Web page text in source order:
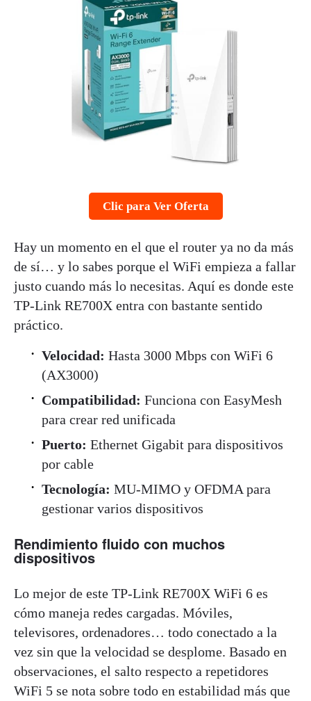
Clic para Ver Oferta
Hay un momento en el que el router ya no da más
de sí… y lo sabes porque el WiFi empieza a fallar
justo cuando más lo necesitas. Aquí es donde este
TP-Link RE700X entra con bastante sentido
práctico.
Velocidad: Hasta 3000 Mbps con WiFi 6
(AX3000)
Compatibilidad: Funciona con EasyMesh
para crear red unificada
Puerto: Ethernet Gigabit para dispositivos
por cable
Tecnología: MU-MIMO y OFDMA para
gestionar varios dispositivos
Rendimiento fluido con muchos
dispositivos
Lo mejor de este TP-Link RE700X WiFi 6 es
cómo maneja redes cargadas. Móviles,
televisores, ordenadores… todo conectado a la
vez sin que la velocidad se desplome. Basado en
observaciones, el salto respecto a repetidores
WiFi 5 se nota sobre todo en estabilidad más que